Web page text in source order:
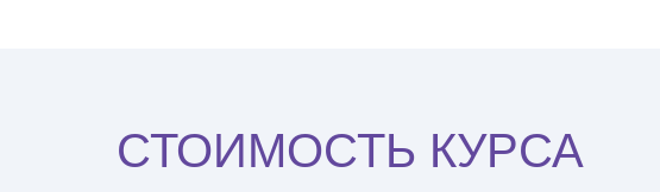
СТОИМОСТЬ КУРСА